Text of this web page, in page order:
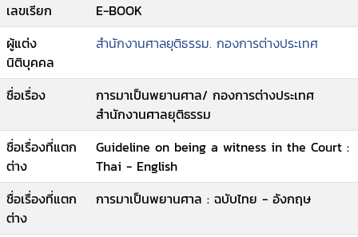
เลขเรียก
E-BOOK
ผู้แต่ง
นิติบุคคล
สำนักงานศาลยุติธรรม. กองการต่างประเทศ
ชื่อเรื่อง
การมาเป็นพยานศาล/ กองการต่างประเทศ
สำนักงานศาลยุติธรรม
ชื่อเรื่องที่แตก
ต่าง
Guideline on being a witness in the Court :
Thai - English
ชื่อเรื่องที่แตก
ต่าง
การมาเป็นพยานศาล : ฉบับไทย - อังกฤษ